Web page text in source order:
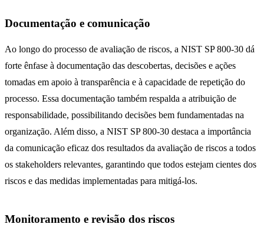
Documentação e comunicação
Ao longo do processo de avaliação de riscos, a NIST SP 800-30 dá
forte ênfase à documentação das descobertas, decisões e ações
tomadas em apoio à transparência e à capacidade de repetição do
processo. Essa documentação também respalda a atribuição de
responsabilidade, possibilitando decisões bem fundamentadas na
organização. Além disso, a NIST SP 800-30 destaca a importância
da comunicação eficaz dos resultados da avaliação de riscos a todos
os stakeholders relevantes, garantindo que todos estejam cientes dos
riscos e das medidas implementadas para mitigá-los.
Monitoramento e revisão dos riscos